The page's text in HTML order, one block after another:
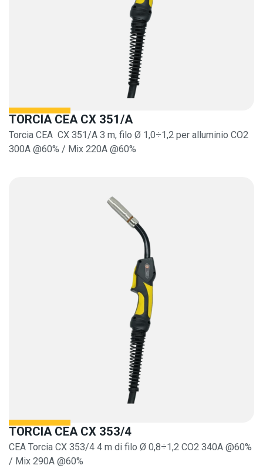
TORCIA CEA CX 351/A
Torcia CEA CX 351/A 3 m, filo Ø 1,0÷1,2 per alluminio CO2
300A @60% / Mix 220A @60%
TORCIA CEA CX 353/4
CEA Torcia CX 353/4 4 m di filo Ø 0,8÷1,2 CO2 340A @60%
/ Mix 290A @60%